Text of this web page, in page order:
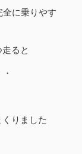
に乗りやす
ると
りました